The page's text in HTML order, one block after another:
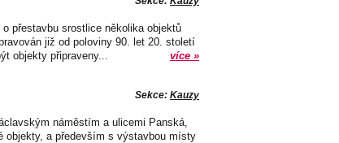
přestavbu srostlice několika objektů
již od poloviny 90. let 20. století
objekty připraveny...
více »
Sekce: Kauzy
náměstím a ulicemi Panská,
objekty, a především s výstavbou místy